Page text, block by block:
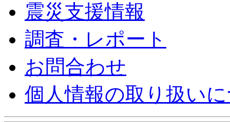
震災支援情報
調査・レポート
お問合わせ
個人情報の取り扱い